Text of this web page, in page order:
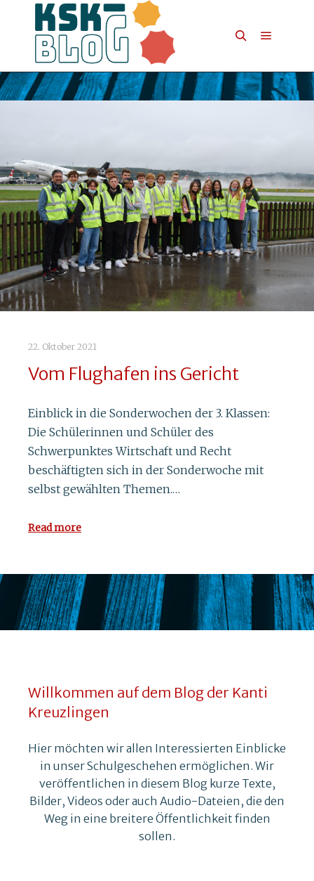
22. Oktober 2021
Vom Flughafen ins Gericht
Einblick in die Sonderwochen der 3. Klassen:
Die Schülerinnen und Schüler des
Schwerpunktes Wirtschaft und Recht
beschäftigten sich in der Sonderwoche mit
selbst gewählten Themen.…
Read more
Willkommen auf dem Blog der Kanti
Kreuzlingen
Hier möchten wir allen Interessierten Einblicke
in unser Schulgeschehen ermöglichen. Wir
veröffentlichen in diesem Blog kurze Texte,
Bilder, Videos oder auch Audio-Dateien, die den
Weg in eine breitere Öffentlichkeit finden
sollen.